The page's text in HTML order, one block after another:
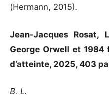
(Hermann, 2015).
Jean-Jacques Rosat,
George Orwell et 1984
d’atteinte, 2025, 403
B. L.